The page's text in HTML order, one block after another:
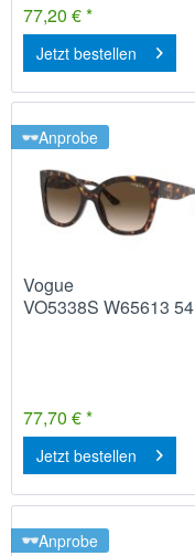
77,20 € *
Jetzt bestellen
Anprobe
Vogue
VO5338S W65613 54
77,70 € *
Jetzt bestellen
Anprobe